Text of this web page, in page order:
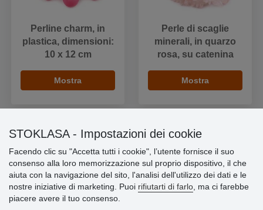
Perline charm, in
plastica, dimensioni:
10 x 12 cm
Mostra
Perle di scaglie
minerali, in quarzo
rosa, su catenina
Mostra
Informazioni importanti
» Impostazioni dei cookie
» Termini & Condizioni
» Informativa sulla Privacy
STOKLASA - Impostazioni dei cookie
Facendo clic su "Accetta tutti i cookie", l’utente fornisce il suo
consenso alla loro memorizzazione sul proprio dispositivo, il che
aiuta con la navigazione del sito, l'analisi dell'utilizzo dei dati e le
nostre iniziative di marketing. Puoi rifiutarti di farlo , ma ci farebbe
piacere avere il tuo consenso.